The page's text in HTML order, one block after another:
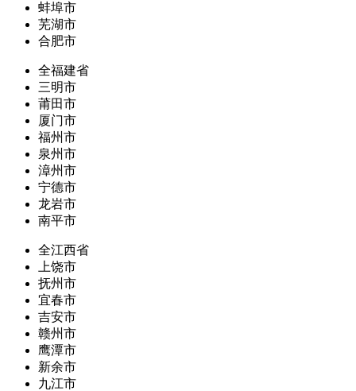
蚌埠市
芜湖市
合肥市
全福建省
三明市
莆田市
厦门市
福州市
泉州市
漳州市
宁德市
龙岩市
南平市
全江西省
上饶市
抚州市
宜春市
吉安市
赣州市
鹰潭市
新余市
九江市